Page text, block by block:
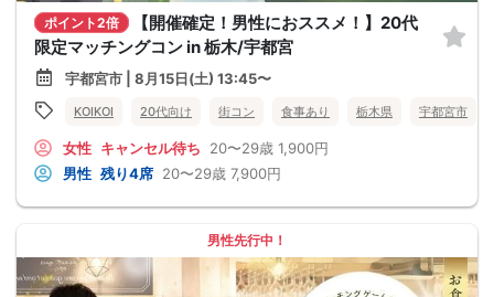
ポイント2倍
【開催確定！男性におススメ！】20代
限定マッチングコン in 栃木/宇都宮
宇都宮市 | 8月15日(土) 13:45〜
KOIKOI 20代向け 街コン 食事あり 栃木県 宇都宮市
女性 キャンセル待ち 20〜29歳 1,900円
男性 残り4席 20〜29歳 7,900円
男性先行中！